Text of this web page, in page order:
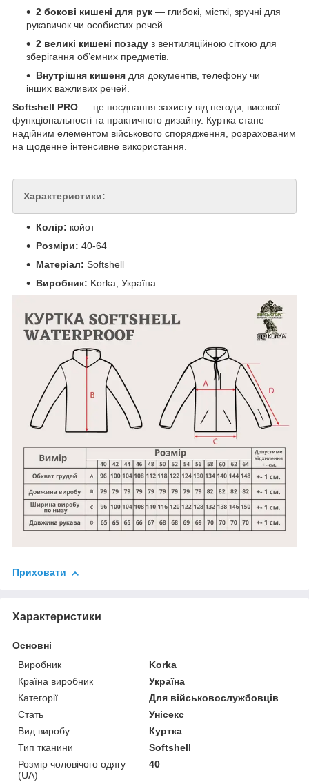
2 бокові кишені для рук — глибокі, місткі, зручні для
рукавичок чи особистих речей.
2 великі кишені позаду з вентиляційною сіткою для
зберігання об’ємних предметів.
Внутрішня кишеня для документів, телефону чи
інших важливих речей.
Softshell PRO — це поєднання захисту від негоди, високої
функціональності та практичного дизайну. Куртка стане
надійним елементом військового спорядження, розрахованим
на щоденне інтенсивне використання.
Характеристики:
Колір: койот
Розміри: 40-64
Матеріал: Softshell
Виробник: Korka, Україна
Приховати
Характеристики
Основні
Виробник
Korka
Країна виробник
Україна
Категорії
Для військовослужбовців
Стать
Унісекс
Вид виробу
Куртка
Тип тканини
Softshell
Розмір чоловічого одягу
(UA)
40